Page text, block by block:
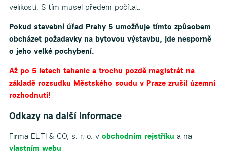
velikostí. S tím musel předem počítat.
Pokud stavební úřad Prahy 5 umožňuje tímto způsobem
obcházet požadavky na bytovou výstavbu, jde nesporně
o jeho velké pochybení.
Až po 5 letech tahanic a trochu pozdě magistrát na
základě rozsudku Městského soudu v Praze zrušil územní
rozhodnutí!
Odkazy na další informace
Firma EL-TI & CO, s. r. o. v obchodním rejstříku a na
vlastním webu